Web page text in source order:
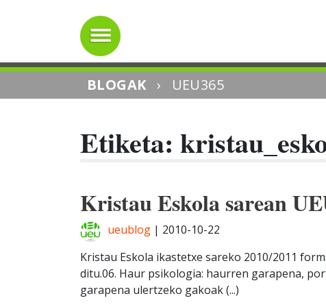
BLOGAK › UEU365
Etiketa:
Kristau Eskola sarean
ueublog | 2010-10-22
Kristau Eskola ikastetxe sareko 2010/2011
ditu.06. Haur psikologia: haurren garapena,
garapena ulertzeko gakoak (...)